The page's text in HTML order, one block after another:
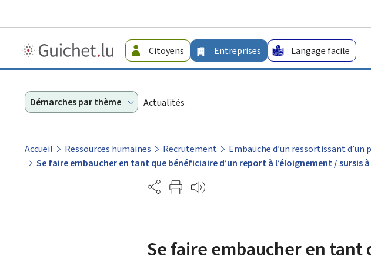
Guichet.lu
-
Citoyens Entreprises Langage facile
Démarches par thème Actualités
Accueil Ressources humaines Recrutement Embauche d’un ressortissant d’un
Se faire embaucher en tant que bénéficiaire d’un report à l’éloignement / sursis
Partage
Se faire embaucher en